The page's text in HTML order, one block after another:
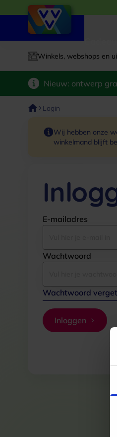
Winkels, webshops en
Nieuw: ontwerp
Login
Wij hebben onze
winkelmand blijft
E-mailadres
Wachtwoord
Wachtwoord
Inloggen